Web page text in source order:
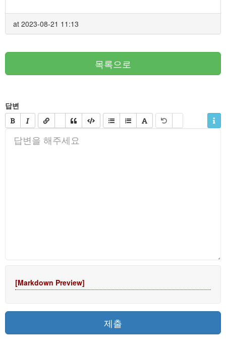
at 2023-08-21 11:13
목록으로
답변
[Markdown Preview]